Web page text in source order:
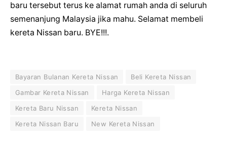
baru tersebut terus ke alamat rumah anda di seluruh
semenanjung Malaysia jika mahu. Selamat membeli
kereta Nissan baru. BYE!!!.
Bayaran Bulanan Kereta Nissan
Beli Kereta Nissan
Gambar Kereta Nissan
Harga Kereta Nissan
Kereta Baru Nissan
Kereta Nissan
Kereta Nissan Baru
New Kereta Nissan